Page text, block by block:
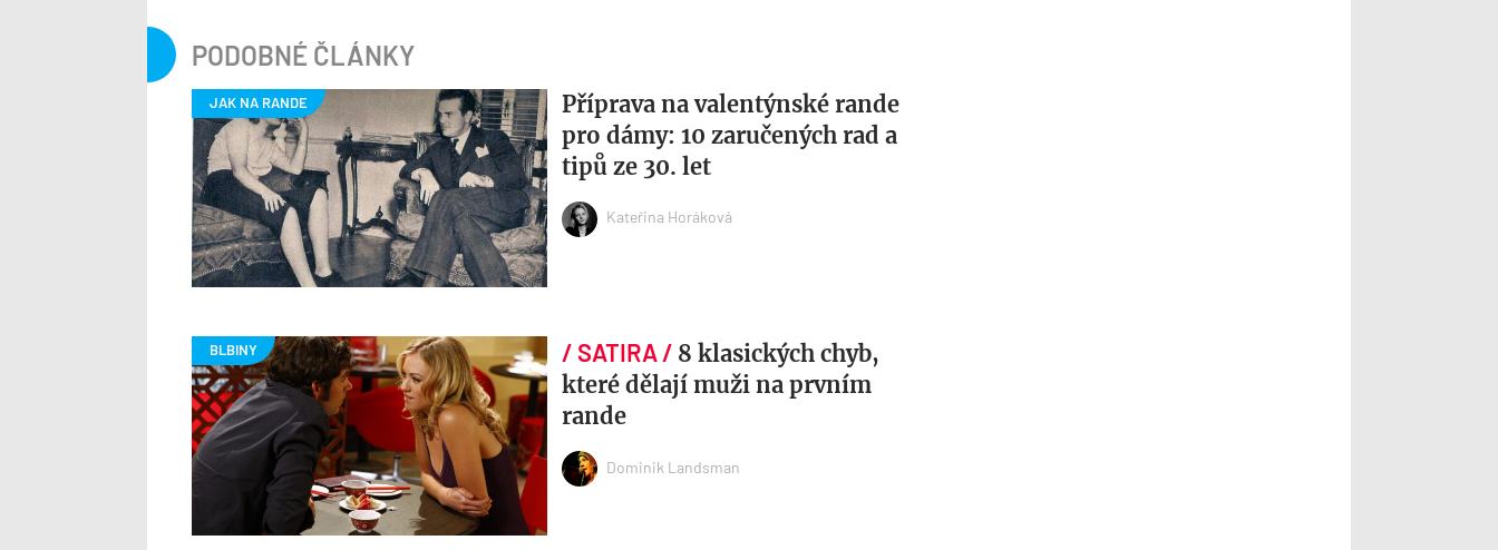
PODOBNÉ ČLÁNKY
Příprava na valentýnské rande
pro dámy: 10 zaručených rad a
tipů ze 30. let
Kateřina Horáková
8 klasických chyb,
které dělají muži na prvním
rande
Dominik Landsman